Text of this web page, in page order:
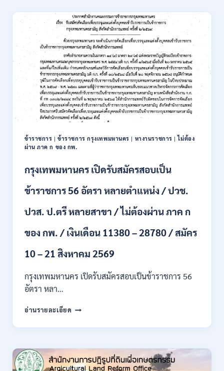
ส.ค.
–
ก.ย.
2569
ประเทศไทย
(กนอ.)
เปิด
รับ
สมัคร
บุคคล
เพื่อ
บรรจุ
เป็น
พนักงาน
รัฐวิสาหกิจ
16
/
ป.ตรี
ส
+
ไป
เงิน
23,290
สมัคร
ONLINE
26
ข้าราชการ |ข้าราชการ กรุงเทพมหานคร | หางานราชการ |ไม่ต้อง
ผ่าน ภาค ก ของ กพ.
กรุงเทพมหานคร เปิดรับสมัครสอบเป็น
ข้าราชการ 56 อัตรา หลายตำแหน่ง / ปวช.
ปวส. ป.ตรี หลายสาขา / ไม่ต้องผ่าน ภาค ก
ของ กพ. / เงินเดือน 11380 – 28780 / สมัคร
10 – 21 สิงหาคม 2569
กรุงเทพมหานคร เปิดรับสมัครสอบเป็นข้าราชการ 56
อัตรา หลา…
อ่านรายละเอียด กรุงเทพมหานคร
รับ
สอบ
เป็น
ข้าราชการ